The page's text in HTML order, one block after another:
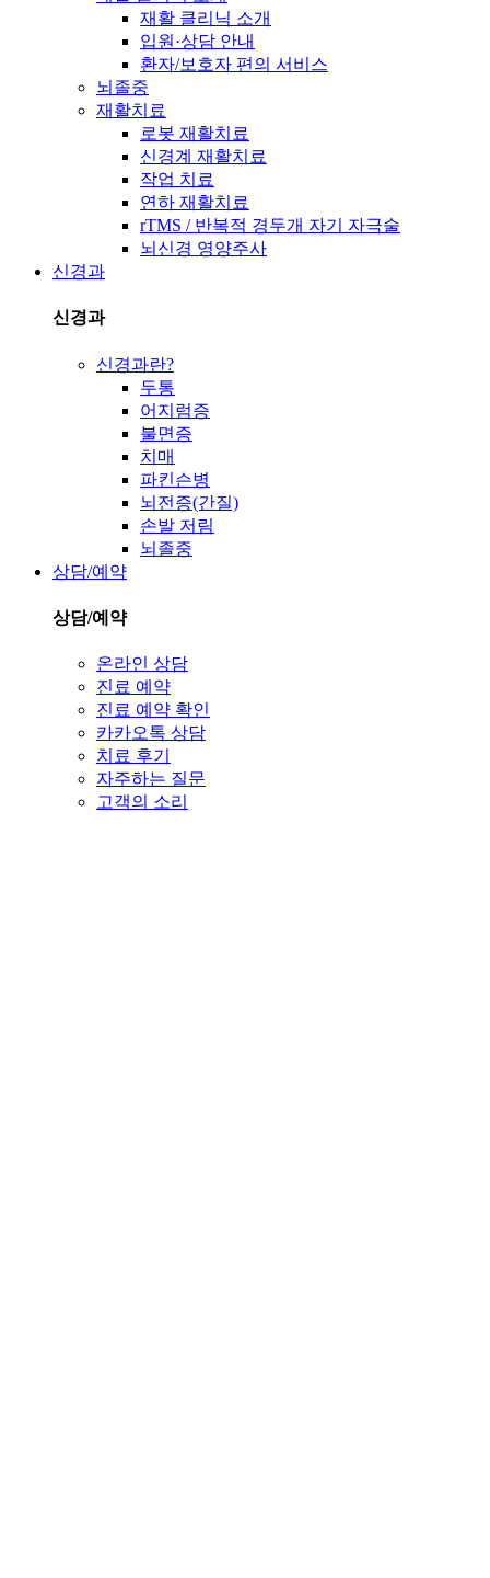
재활 클리닉 소개
입원·상담 안내
환자/보호자 편의 서비스
뇌졸중
재활치료
로봇 재활치료
신경계 재활치료
작업 치료
연하 재활치료
rTMS / 반복적 경두개 자기 자극술
뇌신경 영양주사
신경과
신경과
신경과란?
두통
어지럼증
불면증
치매
파킨슨병
뇌전증(간질)
손발 저림
뇌졸중
상담/예약
상담/예약
온라인 상담
진료 예약
진료 예약 확인
카카오톡 상담
치료 후기
자주하는 질문
고객의 소리